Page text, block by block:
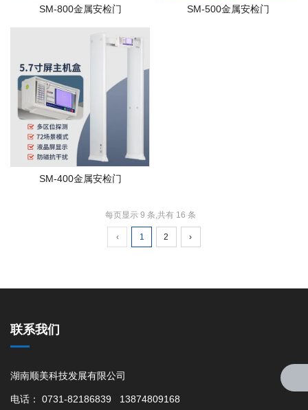
SM-800金属安检门 SM-500金属安检门
SM-400金属安检门
每页显示 9 条,共有 16 条
‹ 1 2 ›
联系我们
湖南顺美科技发展有限公司
电话： 0731-82186839 13874809168